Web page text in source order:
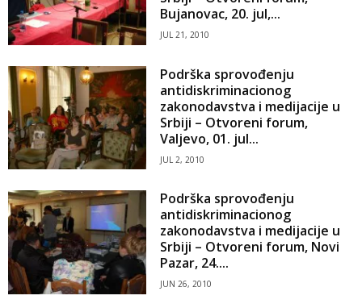
Bujanovac, 20. jul,...
JUL 21, 2010
Podrška sprovođenju
antidiskriminacionog
zakonodavstva i medijacije u
Srbiji – Otvoreni forum,
Valjevo, 01. jul...
JUL 2, 2010
Podrška sprovođenju
antidiskriminacionog
zakonodavstva i medijacije u
Srbiji – Otvoreni forum, Novi
Pazar, 24....
JUN 26, 2010